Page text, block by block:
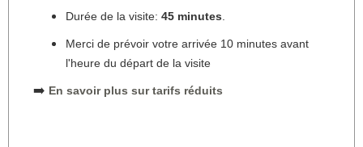
Durée de la visite: 45 minutes
Merci de prévoir votre arrivée 10 minutes avant
l'heure du départ de la visite
➡️ En savoir plus sur tarifs réduits